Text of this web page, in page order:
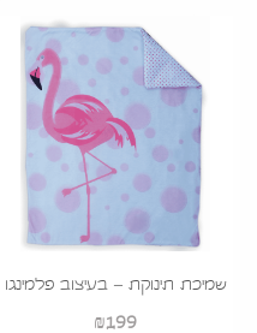
שמיכת תינוקת – בעיצוב פלמינגו
₪199